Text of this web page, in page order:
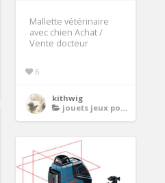
Mallette vétérinaire
avec chien Achat /
Vente docteur
6
kithwig
jouets jeux pour chien